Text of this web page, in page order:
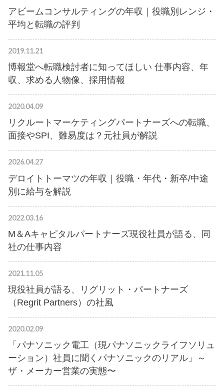
アビームコンサルティングの年収｜役職別レンジ・
平均と転職の評判
2019.11.21
博報堂へ転職検討者に知ってほしい 仕事内容、年
収、求める人物像、採用情報
2020.04.09
リクルートマーケティングパートナーズへの転職、
面接やSPI、難易度は？元社員が解説
2026.04.27
デロイトトーマツの年収｜役職・年代・新卒/中途
別に給与を解説
2022.03.16
M＆Aキャピタルパートナーズ現役社員が語る、同
社の仕事内容
2021.11.05
現役社員が語る、リグリット・パートナーズ
（Regrit Partners）の社風
2020.02.09
「パナソニック電工（現パナソニックライフソリュ
ーション）社員に聞くパナソニックのリアル」～
ザ・メーカー営業の実態〜